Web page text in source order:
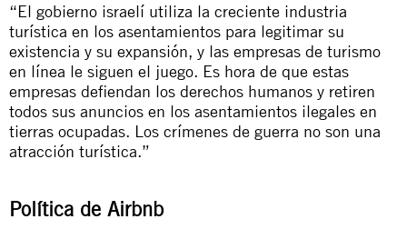
“El gobierno israelí utiliza la creciente industria
turística en los asentamientos para legitimar su
existencia y su expansión, y las empresas de turismo
en línea le siguen el juego. Es hora de que estas
empresas defiendan los derechos humanos y retiren
todos sus anuncios en los asentamientos ilegales en
tierras ocupadas. Los crímenes de guerra no son una
atracción turística.”
Política de Airbnb